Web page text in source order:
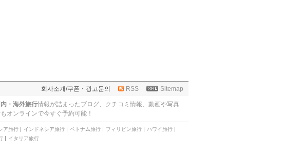
회사소개/쿠폰・광고문의 RSS Sitemap
内・海外旅行情報が詰まったブログ、クチコミ情報、動画や写真
オンラインで今すぐ予約可能！
ア旅行 インドネシア旅行 ベトナム旅行 フィリピン旅行
ハワイ旅行
イタリア旅行